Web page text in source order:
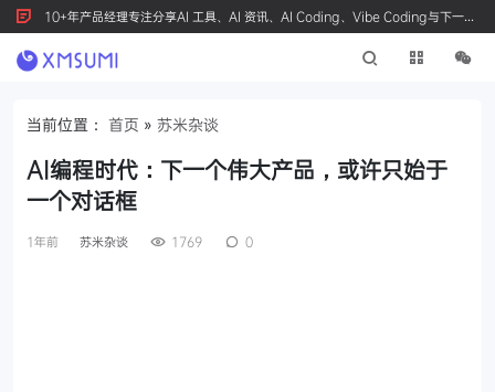
10+年产品经理专注分享AI 工具、AI 资讯、AI Coding、Vibe Coding与下一代
产品创新，按 Ctrl+D 收藏我们
当前位置： 首页 » 苏米杂谈
AI编程时代：下一个伟大产品，或许只始于
一个对话框
1年前 苏米杂谈 1769 0